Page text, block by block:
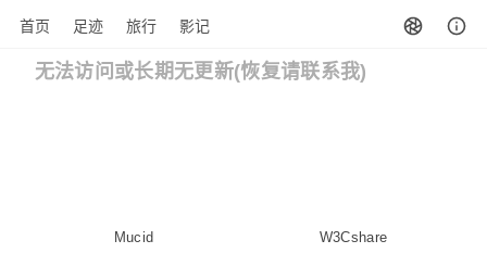
首页 足迹 旅行 影记
无法访问或长期无更新(恢复请联系我)
Mucid W3Cshare